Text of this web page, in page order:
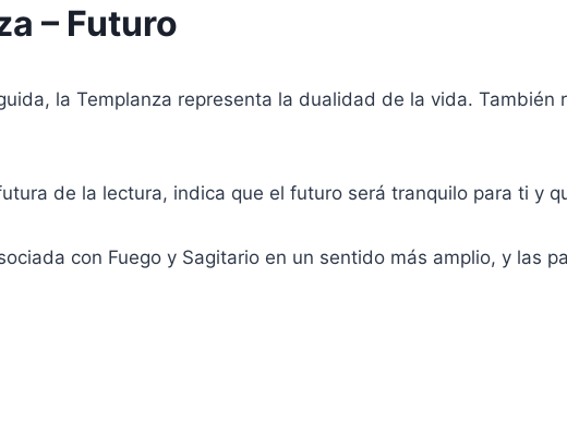
– Futuro
la Templanza representa la dualidad de la vida.
de la lectura, indica que el futuro será tranquilo para ti y
con Fuego y Sagitario en un sentido más amplio, y las